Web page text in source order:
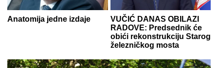
Anatomija jedne izdaje
VUČIĆ DANAS OBILAZI
RADOVE: Predsednik će
obići rekonstrukciju Starog
železničkog mosta